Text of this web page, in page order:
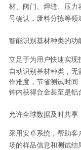
材、阀门、焊缝、压力
号确认，废料分拣等领
智能识别基材种类的功
立足于为用户快速实现
自动识别基材种类，
作难度，节省测试时间
钟内获得合金甚至是铝
允许全球数据及时共享
采用安卓系统，帮助客
场的样品信息和测试结